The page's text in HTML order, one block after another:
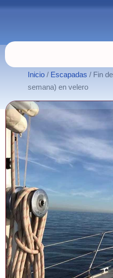
Inicio / Escapadas / Fin
semana) en velero